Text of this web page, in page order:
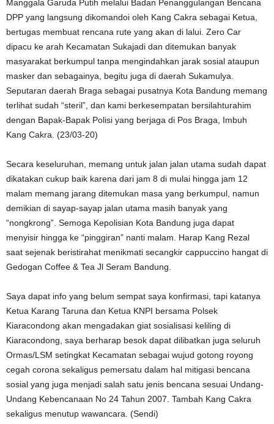
Manggala Garuda Putih melalui Badan Penanggulangan Bencana
DPP yang langsung dikomandoi oleh Kang Cakra sebagai Ketua,
bertugas membuat rencana rute yang akan di lalui. Zero Car
dipacu ke arah Kecamatan Sukajadi dan ditemukan banyak
masyarakat berkumpul tanpa mengindahkan jarak sosial ataupun
masker dan sebagainya, begitu juga di daerah Sukamulya.
Seputaran daerah Braga sebagai pusatnya Kota Bandung memang
terlihat sudah “steril”, dan kami berkesempatan bersilahturahim
dengan Bapak-Bapak Polisi yang berjaga di Pos Braga, Imbuh
Kang Cakra. (23/03-20)
Secara keseluruhan, memang untuk jalan jalan utama sudah dapat
dikatakan cukup baik karena dari jam 8 di mulai hingga jam 12
malam memang jarang ditemukan masa yang berkumpul, namun
demikian di sayap-sayap jalan utama masih banyak yang
“nongkrong”. Semoga Kepolisian Kota Bandung juga dapat
menyisir hingga ke “pinggiran” nanti malam. Harap Kang Rezal
saat sejenak beristirahat menikmati secangkir cappuccino hangat di
Gedogan Coffee & Tea Jl Seram Bandung.
Saya dapat info yang belum sempat saya konfirmasi, tapi katanya
Ketua Karang Taruna dan Ketua KNPI bersama Polsek
Kiaracondong akan mengadakan giat sosialisasi keliling di
Kiaracondong, saya berharap besok dapat dilibatkan juga seluruh
Ormas/LSM setingkat Kecamatan sebagai wujud gotong royong
cegah corona sekaligus pemersatu dalam hal mitigasi bencana
sosial yang juga menjadi salah satu jenis bencana sesuai Undang-
Undang Kebencanaan No 24 Tahun 2007. Tambah Kang Cakra
sekaligus menutup wawancara. (Sendi)